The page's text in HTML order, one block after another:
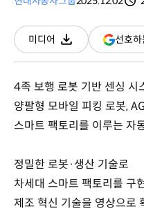
미디어
다운로드
선호
4족 보행 로봇 기반 센싱 시
양팔형 모바일 피킹 로봇,
스마트 팩토리를 이루는 자
정밀한 로봇·생산 기술로
차세대 스마트 팩토리를 구
제조 혁신 기술을 영상으로